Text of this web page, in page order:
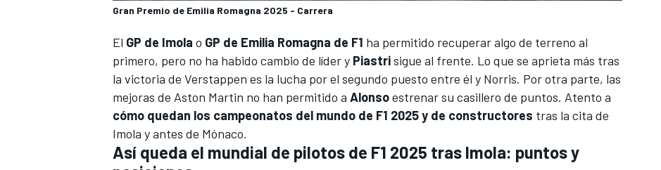
Gran Premio de Emilia Romagna 2025 - Carrera
El GP de Imola o GP de Emilia Romagna de F1 ha permitido recuperar algo de terreno al
primero, pero no ha habido cambio de líder y Piastrisigue al frente. Lo que se aprieta más tras
la victoria de Verstappen es la lucha por el segundo puesto entre él y Norris. Por otra parte, las
mejoras de Aston Martin no han permitido a Alonsoestrenar su casillero de puntos. Atento a
cómo quedan los campeonatos del mundo de F1 2025 y de constructores tras la cita de
Imola y antes de Mónaco.
Así queda el mundial de pilotos de F1 2025 tras Imola: puntos y